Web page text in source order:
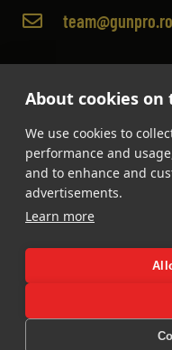
About cookies on
We use cookies to
performance and
and to enhance and
advertisements.
Learn more
team@gunpro.ro